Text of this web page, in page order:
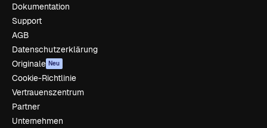
Dokumentation
Support
AGB
Datenschutzerklärung
Originale Neu
Cookie-Richtlinie
Vertrauenszentrum
Partner
Unternehmen